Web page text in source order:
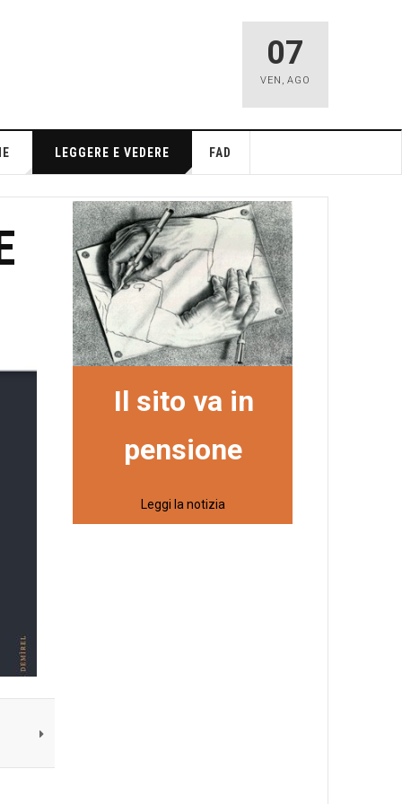
07
VEN , AGO
LEGGERE E VEDERE FAD
Il sito va in
pensione
Leggi la notizia